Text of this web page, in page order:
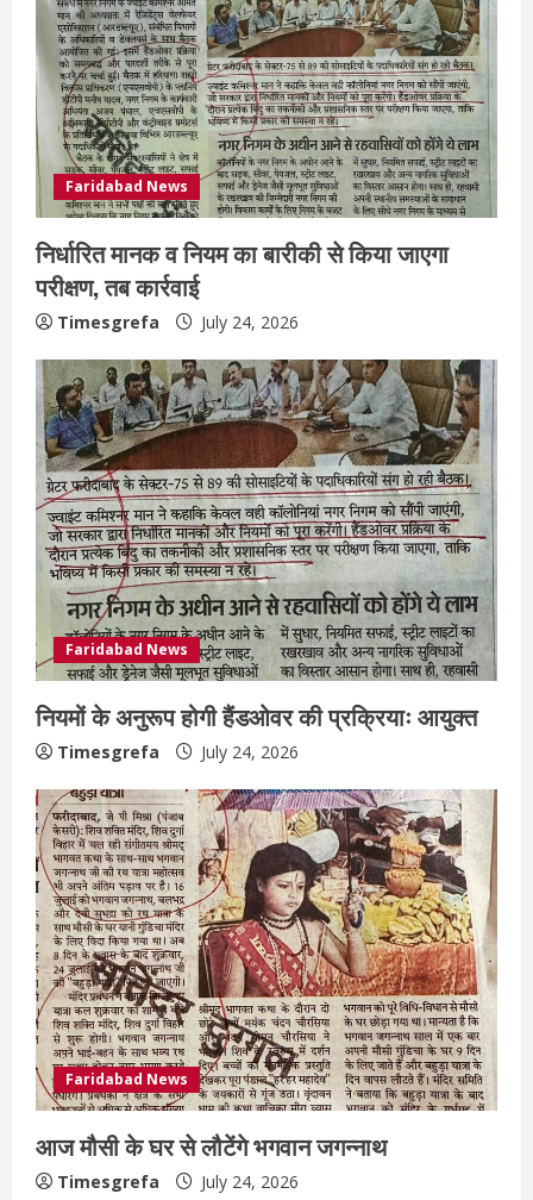
Faridabad News
निर्धारित मानक व नियम का बारीकी से किया जाएगा
परीक्षण, तब कार्रवाई
Timesgrefa July 24, 2026
Faridabad News
नियमों के अनुरूप होगी हैंडओवर की प्रक्रियाः आयुक्त
Timesgrefa July 24, 2026
Faridabad News
आज मौसी के घर से लौटेंगे भगवान जगन्नाथ
Timesgrefa July 24, 2026